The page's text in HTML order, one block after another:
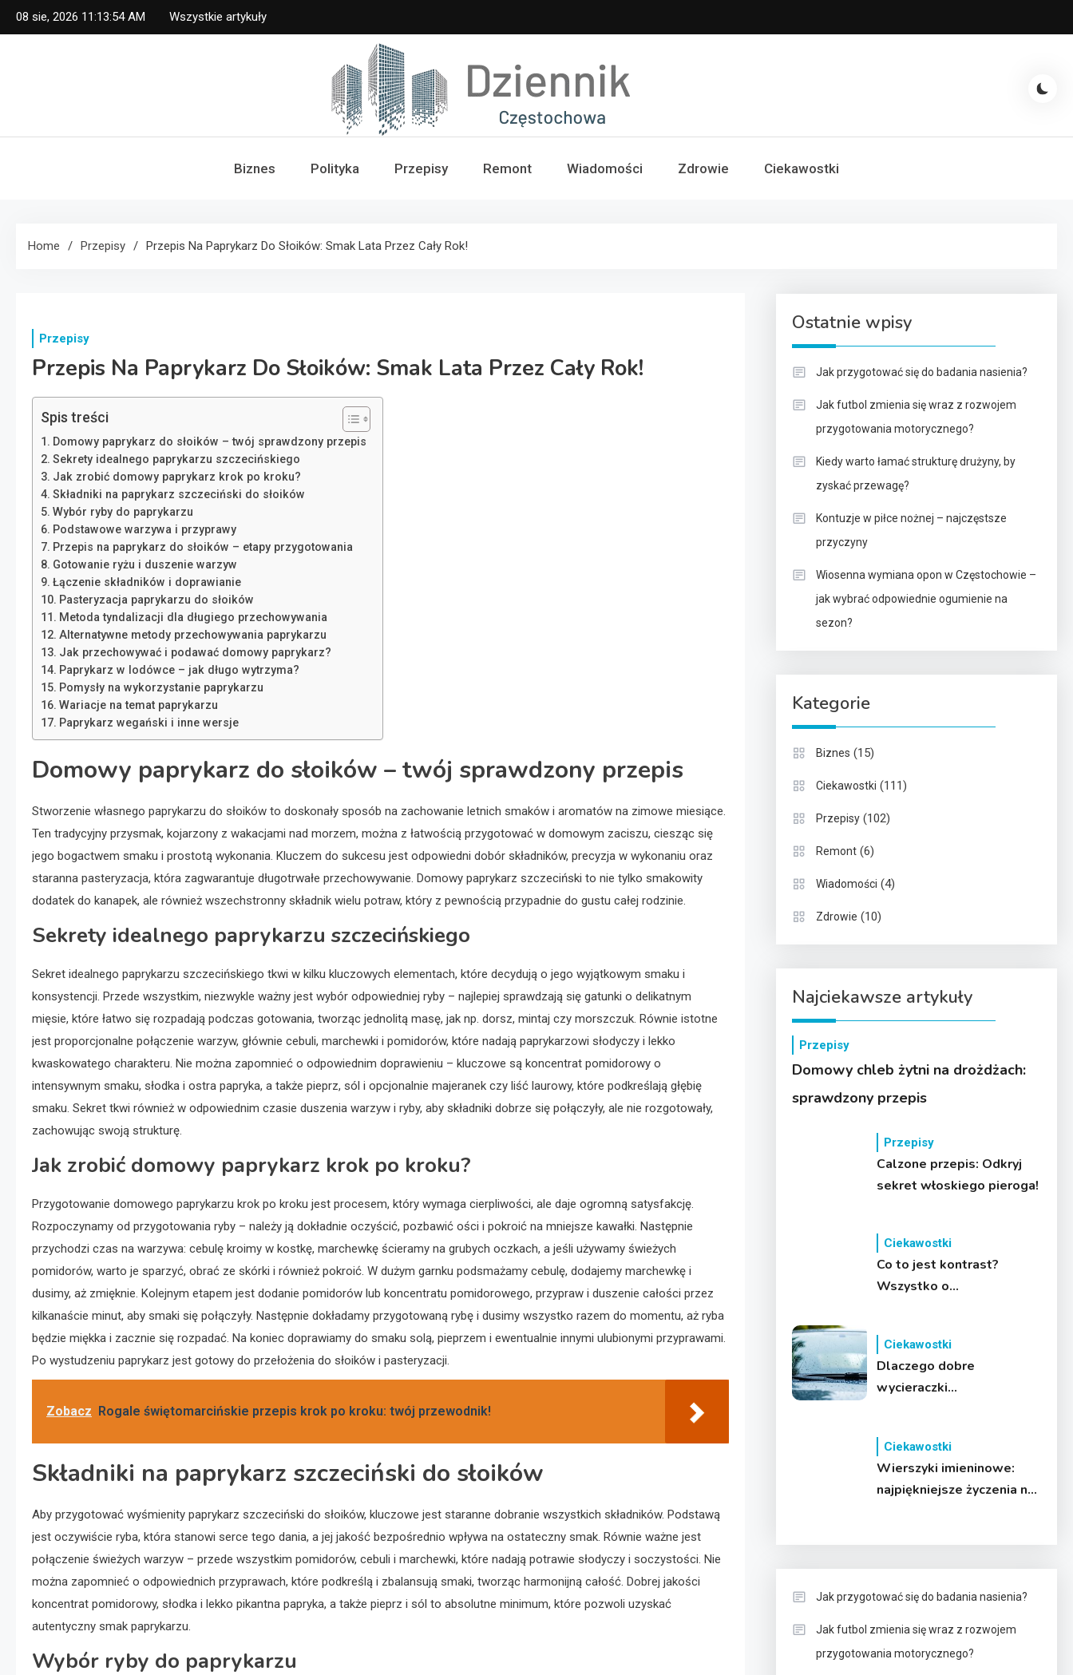
Skip
to
08 sie, 2026 11:13:54 AM Wszystkie artykuły
Dziennik Częstochowa
Biznes Polityka Przepisy Remont Wiadomości Zdrowie Ciekawostki
Home Przepisy Przepis Na Paprykarz Do Słoików: Smak Lata Przez Cały Rok!
Przepisy
Przepis Na Paprykarz Do Słoików: Smak Lata Przez Cały Rok!
Spis treści
Domowy paprykarz do słoików – twój sprawdzony przepis
Sekrety idealnego paprykarzu szczecińskiego
Jak zrobić domowy paprykarz krok po kroku?
Składniki na paprykarz szczeciński do słoików
Wybór ryby do paprykarzu
Podstawowe warzywa i przyprawy
Przepis na paprykarz do słoików – etapy przygotowania
Gotowanie ryżu i duszenie warzyw
Łączenie składników i doprawianie
Pasteryzacja paprykarzu do słoików
Metoda tyndalizacji dla długiego przechowywania
Alternatywne metody przechowywania paprykarzu
Jak przechowywać i podawać domowy paprykarz?
Paprykarz w lodówce – jak długo wytrzyma?
Pomysły na wykorzystanie paprykarzu
Wariacje na temat paprykarzu
Paprykarz wegański i inne wersje
Domowy paprykarz do słoików – twój sprawdzony przepis
Stworzenie własnego paprykarzu do słoików to doskonały sposób na zachowanie letnich smaków i aromatów na zimowe miesiące.
Ten tradycyjny przysmak, kojarzony z wakacjami nad morzem, można z łatwością przygotować w domowym zaciszu, ciesząc się
jego bogactwem smaku i prostotą wykonania. Kluczem do sukcesu jest odpowiedni dobór składników, precyzja w wykonaniu oraz
staranna pasteryzacja, która zagwarantuje długotrwałe przechowywanie. Domowy paprykarz szczeciński to nie tylko smakowity
dodatek do kanapek, ale również wszechstronny składnik wielu potraw, który z pewnością przypadnie do gustu całej rodzinie.
Sekrety idealnego paprykarzu szczecińskiego
Sekret idealnego paprykarzu szczecińskiego tkwi w kilku kluczowych elementach, które decydują o jego wyjątkowym smaku i
konsystencji. Przede wszystkim, niezwykle ważny jest wybór odpowiedniej ryby – najlepiej sprawdzają się gatunki o delikatnym
mięsie, które łatwo się rozpadają podczas gotowania, tworząc jednolitą masę, jak np. dorsz, mintaj czy morszczuk. Równie istotne
jest proporcjonalne połączenie warzyw, głównie cebuli, marchewki i pomidorów, które nadają paprykarzowi słodyczy i lekko
kwaskowatego charakteru. Nie można zapomnieć o odpowiednim doprawieniu – kluczowe są koncentrat pomidorowy o
intensywnym smaku, słodka i ostra papryka, a także pieprz, sól i opcjonalnie majeranek czy liść laurowy, które podkreślają głębię
smaku. Sekret tkwi również w odpowiednim czasie duszenia warzyw i ryby, aby składniki dobrze się połączyły, ale nie rozgotowały,
zachowując swoją strukturę.
Jak zrobić domowy paprykarz krok po kroku?
Przygotowanie domowego paprykarzu krok po kroku jest procesem, który wymaga cierpliwości, ale daje ogromną satysfakcję.
Rozpoczynamy od przygotowania ryby – należy ją dokładnie oczyścić, pozbawić ości i pokroić na mniejsze kawałki. Następnie
przychodzi czas na warzywa: cebulę kroimy w kostkę, marchewkę ścieramy na grubych oczkach, a jeśli używamy świeżych
pomidorów, warto je sparzyć, obrać ze skórki i również pokroić. W dużym garnku podsmażamy cebulę, dodajemy marchewkę i
dusimy, aż zmięknie. Kolejnym etapem jest dodanie pomidorów lub koncentratu pomidorowego, przypraw i duszenie całości przez
kilkanaście minut, aby smaki się połączyły. Następnie dokładamy przygotowaną rybę i dusimy wszystko razem do momentu, aż ryba
będzie miękka i zacznie się rozpadać. Na koniec doprawiamy do smaku solą, pieprzem i ewentualnie innymi ulubionymi przyprawami.
Po wystudzeniu paprykarz jest gotowy do przełożenia do słoików i pasteryzacji.
Zobacz Rogale świętomarcińskie przepis krok po kroku: twój przewodnik!
Składniki na paprykarz szczeciński do słoików
Aby przygotować wyśmienity paprykarz szczeciński do słoików, kluczowe jest staranne dobranie wszystkich składników. Podstawą
jest oczywiście ryba, która stanowi serce tego dania, a jej jakość bezpośrednio wpływa na ostateczny smak. Równie ważne jest
połączenie świeżych warzyw – przede wszystkim pomidorów, cebuli i marchewki, które nadają potrawie słodyczy i soczystości. Nie
można zapomnieć o odpowiednich przyprawach, które podkreślą i zbalansują smaki, tworząc harmonijną całość. Dobrej jakości
koncentrat pomidorowy, słodka i lekko pikantna papryka, a także pieprz i sól to absolutne minimum, które pozwoli uzyskać
autentyczny smak paprykarzu.
Wybór ryby do paprykarzu
Ostatnie wpisy
Jak przygotować się do badania nasienia?
Jak futbol zmienia się wraz z rozwojem
przygotowania motorycznego?
Kiedy warto łamać strukturę drużyny, by
zyskać przewagę?
Kontuzje w piłce nożnej – najczęstsze
przyczyny
Wiosenna wymiana opon w Częstochowie –
jak wybrać odpowiednie ogumienie na
sezon?
Kategorie
Biznes (15)
Ciekawostki (111)
Przepisy(102)
Remont(6)
Wiadomości (4)
Zdrowie (10)
Najciekawsze artykuły
Przepisy
Domowy chleb żytni na drożdżach:
sprawdzony przepis
Przepisy
Calzone przepis: Odkryj
sekret włoskiego pieroga!
Ciekawostki
Co to jest kontrast?
Wszystko o
Ciekawostki
Dlaczego dobre
wycieraczki
Ciekawostki
Wierszyki imieninowe:
najpiękniejsze życzenia na
Jak przygotować się do badania nasienia?
Jak futbol zmienia się wraz z rozwojem
przygotowania motorycznego?